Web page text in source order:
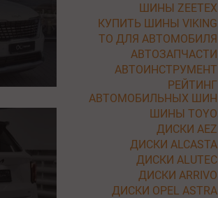
ШИНЫ ZEETEX
КУПИТЬ ШИНЫ VIKING
ТО ДЛЯ АВТОМОБИЛЯ
АВТОЗАПЧАСТИ
АВТОИНСТРУМЕНТ
РЕЙТИНГ
АВТОМОБИЛЬНЫХ ШИН
ШИНЫ TOYO
ДИСКИ AEZ
ДИСКИ ALCASTA
ДИСКИ ALUTEC
ДИСКИ ARRIVO
ДИСКИ OPEL ASTRA